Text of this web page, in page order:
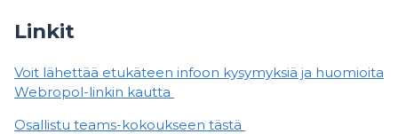
Linkit
Voit lähettää etukäteen infoon kysymyksiä ja huomioita
Webropol-​linkin kautta
Osallistu teams-​kokoukseen tästä